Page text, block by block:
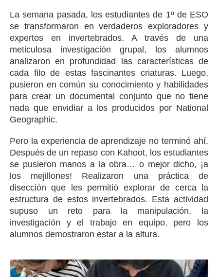
La semana pasada, los estudiantes de 1º de ESO
se transformaron en verdaderos exploradores y
expertos en invertebrados. A través de una
meticulosa investigación grupal, los alumnos
analizaron en profundidad las características de
cada filo de estas fascinantes criaturas. Luego,
pusieron en común su conocimiento y habilidades
para crear un documental conjunto que no tiene
nada que envidiar a los producidos por National
Geographic.
Pero la experiencia de aprendizaje no terminó ahí.
Después de un repaso con Kahoot, los estudiantes
se pusieron manos a la obra… o mejor dicho, ¡a
los mejillones! Realizaron una práctica de
disección que les permitió explorar de cerca la
estructura de estos invertebrados. Esta actividad
supuso un reto para la manipulación, la
investigación y el trabajo en equipo, pero los
alumnos demostraron estar a la altura.